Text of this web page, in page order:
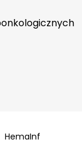
HemaInf